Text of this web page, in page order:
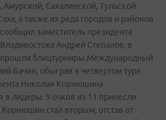
Сахалинской, Тульской
а также из ряда городов и районов
заместитель президента
Андрей Степанов, в
блицтурниры.Международный
Бачин, обыграв в четвертом туре
Николая Корнюшина
в лидеры. 9 очков из 11 принесли
стал вторым, отстав от